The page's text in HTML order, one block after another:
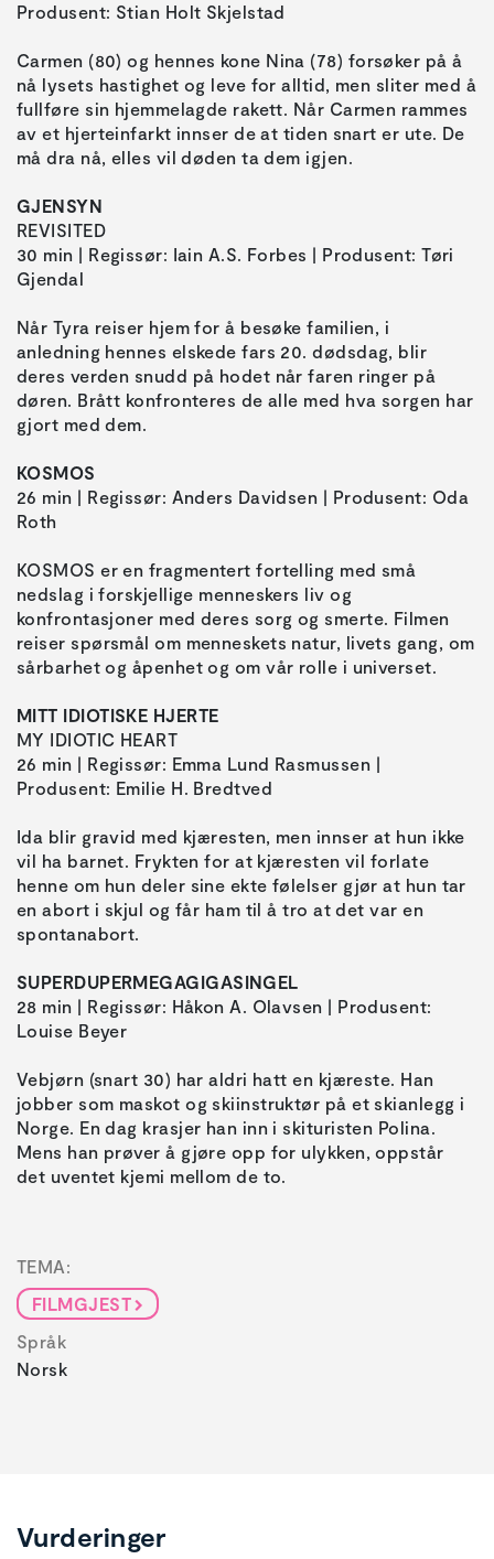
Produsent: Stian Holt Skjelstad
Carmen (80) og hennes kone Nina (78) forsøker på å
nå lysets hastighet og leve for alltid, men sliter med å
fullføre sin hjemmelagde rakett. Når Carmen rammes
av et hjerteinfarkt innser de at tiden snart er ute. De
må dra nå, elles vil døden ta dem igjen.
GJENSYN
REVISITED
30 min | Regissør: Iain A.S. Forbes | Produsent: Tøri
Gjendal
Når Tyra reiser hjem for å besøke familien, i
anledning hennes elskede fars 20. dødsdag, blir
deres verden snudd på hodet når faren ringer på
døren. Brått konfronteres de alle med hva sorgen har
gjort med dem.
KOSMOS
26 min | Regissør: Anders Davidsen | Produsent: Oda
Roth
KOSMOS er en fragmentert fortelling med små
nedslag i forskjellige menneskers liv og
konfrontasjoner med deres sorg og smerte. Filmen
reiser spørsmål om menneskets natur, livets gang, om
sårbarhet og åpenhet og om vår rolle i universet.
MITT IDIOTISKE HJERTE
MY IDIOTIC HEART
26 min | Regissør: Emma Lund Rasmussen |
Produsent: Emilie H. Bredtved
Ida blir gravid med kjæresten, men innser at hun ikke
vil ha barnet. Frykten for at kjæresten vil forlate
henne om hun deler sine ekte følelser gjør at hun tar
en abort i skjul og får ham til å tro at det var en
spontanabort.
SUPERDUPERMEGAGIGASINGEL
28 min | Regissør: Håkon A. Olavsen | Produsent:
Louise Beyer
Vebjørn (snart 30) har aldri hatt en kjæreste. Han
jobber som maskot og skiinstruktør på et skianlegg i
Norge. En dag krasjer han inn i skituristen Polina.
Mens han prøver å gjøre opp for ulykken, oppstår
TEMA:
FILMGJEST
Språk
Norsk
Vurderinger